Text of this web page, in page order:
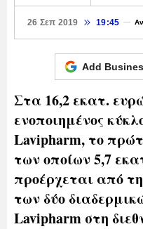
26 Σεπ 2019 19:45
Add
Στα 16,2 εκατ.
ενοποιημένος
Lavipharm, το
των οποίων 5,7
προέρχεται από
των δύο
Lavipharm στη